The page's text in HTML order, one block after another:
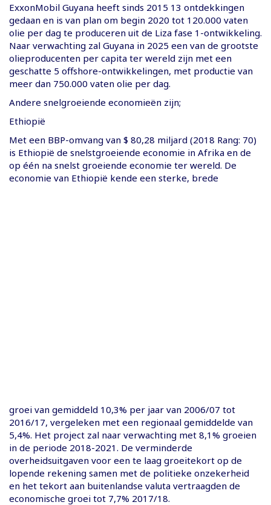
ExxonMobil Guyana heeft sinds 2015 13 ontdekkingen
gedaan en is van plan om begin 2020 tot 120.000 vaten
olie per dag te produceren uit de Liza fase 1-ontwikkeling.
Naar verwachting zal Guyana in 2025 een van de grootste
olieproducenten per capita ter wereld zijn met een
geschatte 5 offshore-ontwikkelingen, met productie van
meer dan 750.000 vaten olie per dag.
Andere snelgroeiende economieën zijn;
Ethiopië
Met een BBP-omvang van $ 80,28 miljard (2018 Rang: 70)
is Ethiopië de snelstgroeiende economie in Afrika en de
op één na snelst groeiende economie ter wereld. De
economie van Ethiopië kende een sterke, brede
groei van gemiddeld 10,3% per jaar van 2006/07 tot
2016/17, vergeleken met een regionaal gemiddelde van
5,4%. Het project zal naar verwachting met 8,1% groeien
in de periode 2018-2021. De verminderde
overheidsuitgaven voor een te laag groeitekort op de
lopende rekening samen met de politieke onzekerheid
en het tekort aan buitenlandse valuta vertraagden de
economische groei tot 7,7% 2017/18.